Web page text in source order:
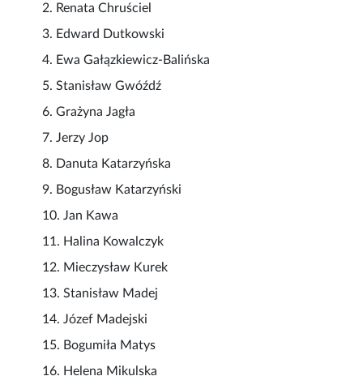
2. Renata Chruściel
3. Edward Dutkowski
4. Ewa Gałązkiewicz-Balińska
5. Stanisław Gwóźdź
6. Grażyna Jagła
7. Jerzy Jop
8. Danuta Katarzyńska
9. Bogusław Katarzyński
10. Jan Kawa
11. Halina Kowalczyk
12. Mieczysław Kurek
13. Stanisław Madej
14. Józef Madejski
15. Bogumiła Matys
16. Helena Mikulska